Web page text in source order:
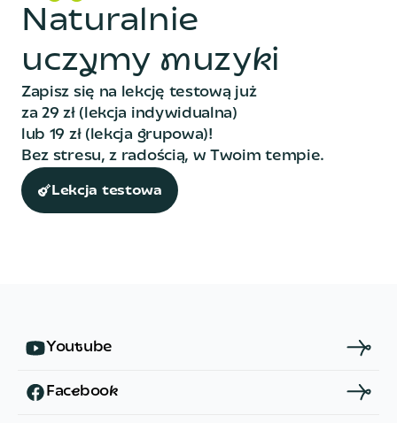
Naturalnie
uczymy muzyki
Zapisz się na lekcję testową już
za 29 zł (lekcja indywidualna)
lub 19 zł (lekcja grupowa)!
Bez stresu, z radością, w Twoim tempie.
Lekcja testowa
Youtube
Facebook